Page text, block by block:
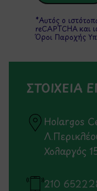
*Αυτός ο
reCAPTCHA και
Όροι Παροχής
ΣΤΟΙΧΕΙΑ
Holargos
Χολαργός
210